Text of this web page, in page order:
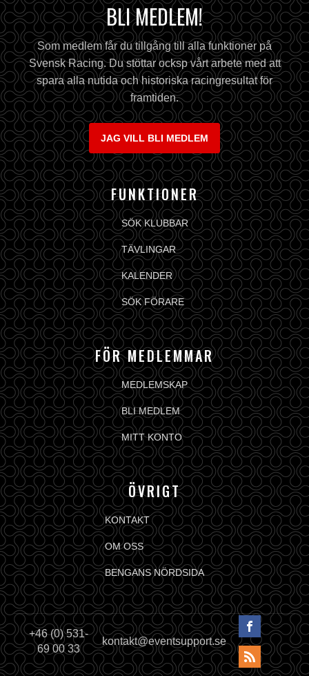
BLI MEDLEM!
Som medlem får du tillgång till alla funktioner på
Svensk Racing. Du stöttar ocksp vårt arbete med att
spara alla nutida och historiska racingresultat för
framtiden.
JAG VILL BLI MEDLEM
FUNKTIONER
SÖK KLUBBAR
TÄVLINGAR
KALENDER
SÖK FÖRARE
FÖR MEDLEMMAR
MEDLEMSKAP
BLI MEDLEM
MITT KONTO
ÖVRIGT
KONTAKT
OM OSS
BENGANS NÖRDSIDA
+46 (0) 531-
69 00 33
kontakt@eventsupport.se